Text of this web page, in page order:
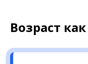
Возраст